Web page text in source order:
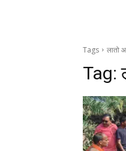
Tags लातो
Tag: